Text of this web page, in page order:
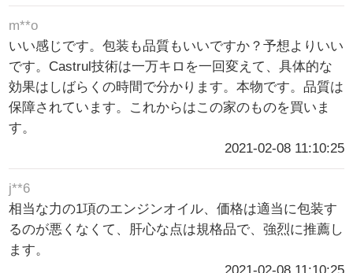
m**o
いい感じです。包装も品質もいいですか？予想よりいい
です。Castrul技術は一万キロを一回変えて、具体的な
効果はしばらくの時間で分かります。本物です。品質は
保障されています。これからはこの家のものを買いま
す。
2021-02-08 11:10:25
j**6
相当な力の1項のエンジンオイル、価格は適当に包装す
るのが悪くなくて、肝心な点は規格品で、強烈に推薦し
ます。